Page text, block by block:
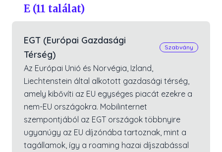
E (11 találat)
EGT (Európai Gazdasági
Térség)
Szabvány
Az Európai Unió és Norvégia, Izland,
Liechtenstein által alkotott gazdasági térség,
amely kibővíti az EU egységes piacát ezekre a
nem-EU országokra. Mobilinternet
szempontjából az EGT országok többnyire
ugyanúgy az EU díjzónába tartoznak, mint a
tagállamok, így a roaming hazai díjszabással